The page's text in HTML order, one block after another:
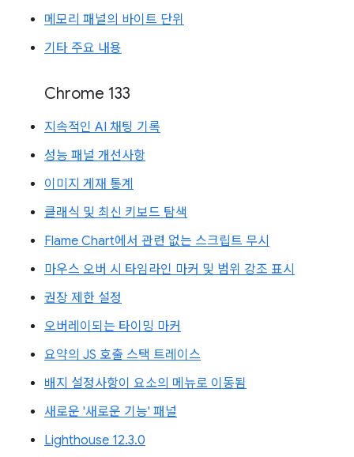
메모리 패널의 바이트 단위
기타 주요 내용
Chrome 133
지속적인 AI 채팅 기록
성능 패널 개선사항
이미지 게재 통계
클래식 및 최신 키보드 탐색
Flame Chart에서 관련 없는 스크립트 무시
마우스 오버 시 타임라인 마커 및 범위 강조 표시
권장 제한 설정
오버레이되는 타이밍 마커
요약의 JS 호출 스택 트레이스
배지 설정사항이 요소의 메뉴로 이동됨
새로운 '새로운 기능' 패널
Lighthouse 12.3.0